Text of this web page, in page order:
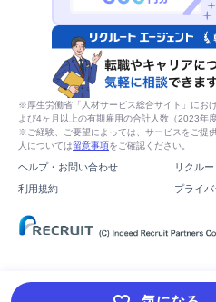
※厚生労働省「人材サービス総合サイト」にお
よび4ヶ月以上の有期雇用の合計人数（2023年
※ご経験、ご要望によっては、サービスをご提
人については留意事項をご確認ください。
ヘルプ・お問い合わせ
リクル
利用規約
プライ